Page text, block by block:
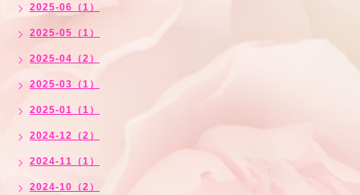
2025-06（1）
2025-05（1）
2025-04（2）
2025-03（1）
2025-01（1）
2024-12（2）
2024-11（1）
2024-10（2）